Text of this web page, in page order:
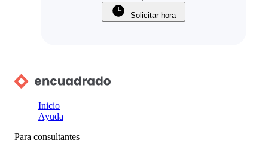
Solicitar hora
Inicio
Ayuda
Para consultantes